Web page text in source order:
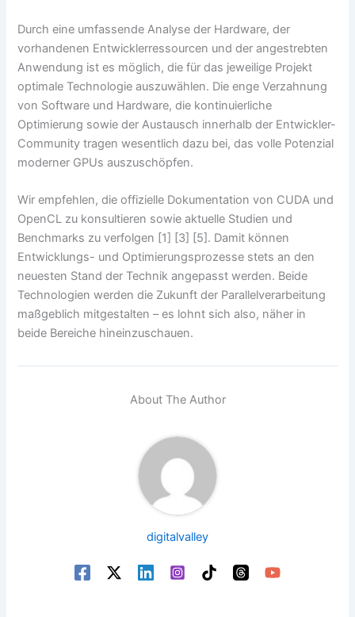
Durch eine umfassende Analyse der Hardware, der
vorhandenen Entwicklerressourcen und der angestrebten
Anwendung ist es möglich, die für das jeweilige Projekt
optimale Technologie auszuwählen. Die enge Verzahnung
von Software und Hardware, die kontinuierliche
Optimierung sowie der Austausch innerhalb der Entwickler-
Community tragen wesentlich dazu bei, das volle Potenzial
moderner GPUs auszuschöpfen.
Wir empfehlen, die offizielle Dokumentation von CUDA und
OpenCL zu konsultieren sowie aktuelle Studien und
Benchmarks zu verfolgen [1] [3] [5]. Damit können
Entwicklungs- und Optimierungsprozesse stets an den
neuesten Stand der Technik angepasst werden. Beide
Technologien werden die Zukunft der Parallelverarbeitung
maßgeblich mitgestalten – es lohnt sich also, näher in
beide Bereiche hineinzuschauen.
About The Author
digitalvalley